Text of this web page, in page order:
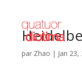
par Zhao | Jan 23,